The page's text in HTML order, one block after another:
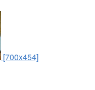
[700x454]